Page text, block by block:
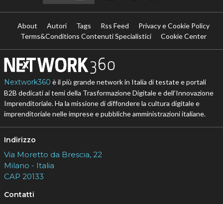
About Autori Tags Rss Feed
Privacy e Cookie Policy
Terms&Conditions Contenuti Specialistici
Cookie Center
Nextwork360 è il più grande network in Italia di testate e portali
B2B dedicati ai temi della Trasformazione Digitale e dell’Innovazione
Imprenditoriale. Ha la missione di diffondere la cultura digitale e
imprenditoriale nelle imprese e pubbliche amministrazioni italiane.
Indirizzo
Via Moretto da Brescia, 22
Milano - Italia
CAP 20133
Contatti